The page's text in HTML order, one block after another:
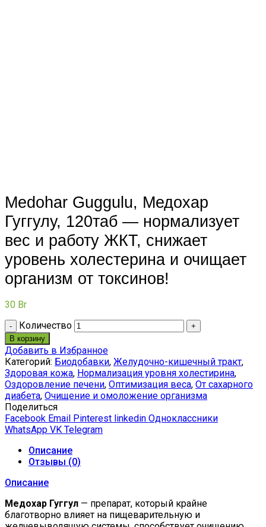
Medohar Guggulu, Медохар
Гуггулу, 120таб — нормализует
вес и работу ЖКТ, снижает
уровень холестерина и очищает
организм от токсинов!
30 Br
Количество
В корзину
Добавить в Избранное
Категорий: Биодобавки, Желудочно-кишечный тракт,
Здоровая кожа, Нормализация уровня холестирина,
Оздоровление печени, Оптимизация веса, От сахарного
диабета, Очищение и омоложение организма
Поделиться
Facebook Email Pinterest linkedin Одноклассники
WhatsApp VK Telegram
Описание
Отзывы (0)
Описание
Медохар Гуггул — препарат, который крайне
благотворно влияет на пищеварительную и